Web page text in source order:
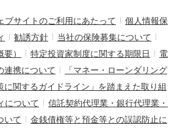
ブサイトのご利用にあたって
個人情報保
勧誘方針
当社の保険募集について
）
特定投資家制度に関する期限日
電
連携について
「マネー・ローンダリング
に関するガイドライン」を踏まえた取り組
について
信託契約代理業・銀行代理業・
いて
金銭債権等と預金等との誤認防止に